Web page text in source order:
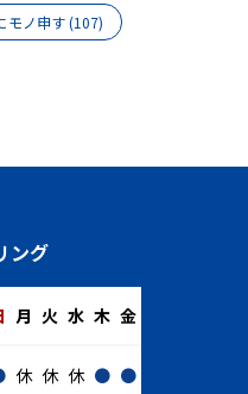
モノ申す(107)
ング
月 火 水 木 金
休 休 休 ● ●